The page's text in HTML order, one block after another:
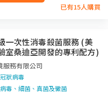
已有15人購買
一次性消毒殺菌服務 (美
室桑迪亞開發的專利配方)
服務有限公司
狀病毒
毒、細菌、真菌及黴菌